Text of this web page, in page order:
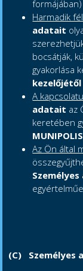
Harmadik
adatait
bocsátják,
gyakorlása
kezelőjétől
A
adatait az
keretében
Az Ön által
(C) Személyes